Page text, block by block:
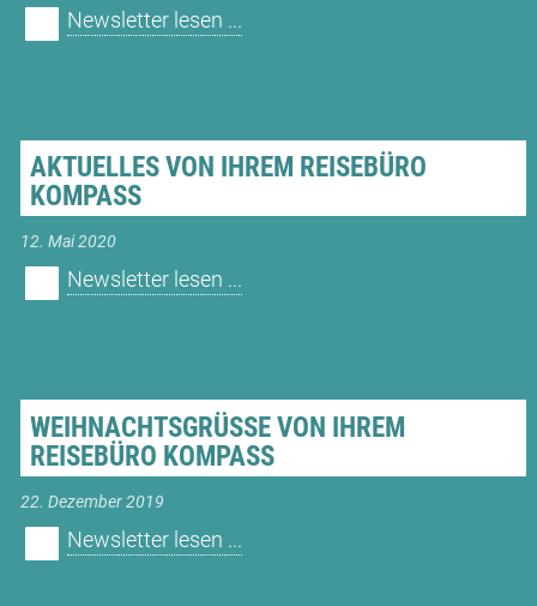
Newsletter lesen ...
AKTUELLES VON IHREM REISEBÜRO
KOMPASS
12. Mai 2020
Newsletter lesen ...
WEIHNACHTSGRÜSSE VON IHREM R
EISEBÜRO KOMPASS
22. Dezember 2019
Newsletter lesen ...